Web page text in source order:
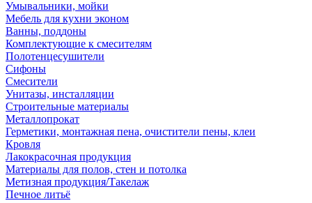
Умывальники, мойки
Мебель для кухни эконом
Ванны, поддоны
Комплектующие к смесителям
Полотенцесушители
Сифоны
Смесители
Унитазы, инсталляции
Строительные материалы
Металлопрокат
Герметики, монтажная пена, очистители пены, клеи
Кровля
Лакокрасочная продукция
Материалы для полов, стен и потолка
Метизная продукция/Такелаж
Печное литьё